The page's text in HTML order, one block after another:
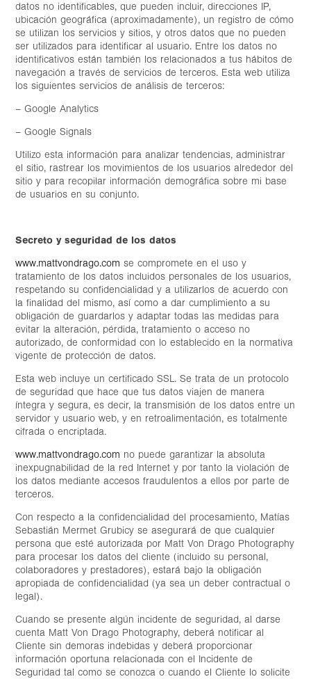
datos no identificables, que pueden incluir, direcciones IP,
ubicación geográfica (aproximadamente), un registro de cómo
se utilizan los servicios y sitios, y otros datos que no pueden
ser utilizados para identificar al usuario. Entre los datos no
identificativos están también los relacionados a tus hábitos de
navegación a través de servicios de terceros. Esta web utiliza
los siguientes servicios de análisis de terceros:
–Google Analytics
– Google Signals
Utilizo esta información para analizar tendencias, administrar
el sitio, rastrear los movimientos de los usuarios alrededor del
sitio y para recopilar información demográfica sobre mi base
de usuarios en su conjunto.
Secreto yseguridad de los datos
www.mattvondrago.com se compromete en el uso y
tratamiento de los datos incluidos personales de los usuarios,
respetando su confidencialidad y a utilizarlos de acuerdo con
la finalidad del mismo, así como a dar cumplimiento a su
obligación de guardarlos y adaptar todas las medidas para
evitar la alteración, pérdida, tratamiento o acceso no
autorizado, de conformidad con lo establecido en la normativa
vigente de protección de datos.
Esta web incluye un certificado SSL. Se trata de un protocolo
de seguridad que hace que tus datos viajen de manera
íntegra y segura, es decir, la transmisión de los datos entre un
servidor y usuario web, y en retroalimentación, es totalmente
cifrada o encriptada.
www.mattvondrago.com no puede garantizar la absoluta
inexpugnabilidad de la red Internet y por tanto la violación de
los datos mediante accesos fraudulentos a ellos por parte de
terceros.
Con respecto a la confidencialidad del procesamiento, Matías
Sebastián Mermet Grubicy se asegurará de que cualquier
persona que esté autorizada por Matt Von Drago Photography
para procesar los datos del cliente (incluido su personal,
colaboradores y prestadores), estará bajo la obligación
apropiada de confidencialidad (ya sea un deber contractual o
legal).
Cuando se presente algún incidente de seguridad, al darse
cuenta Matt Von Drago Photography, deberá notificar al
Cliente sin demoras indebidas y deberá proporcionar
información oportuna relacionada con el Incidente de
Seguridad tal como se conozca o cuando el Cliente lo solicite